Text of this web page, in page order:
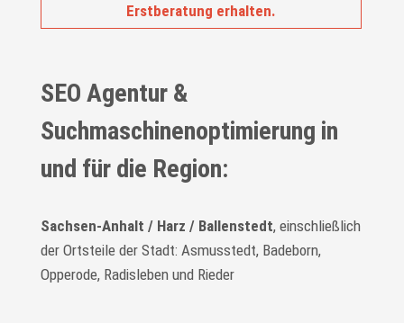
Erstberatung erhalten.
SEO Agentur &
Suchmaschinenoptimierung in
und für die Region:
Sachsen-Anhalt / Harz / Ballenstedt, einschließlich
der Ortsteile der Stadt: Asmusstedt, Badeborn,
Opperode, Radisleben und Rieder